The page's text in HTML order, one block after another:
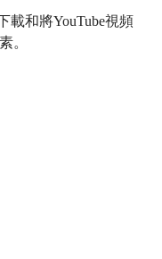
載和將YouTube視頻
。